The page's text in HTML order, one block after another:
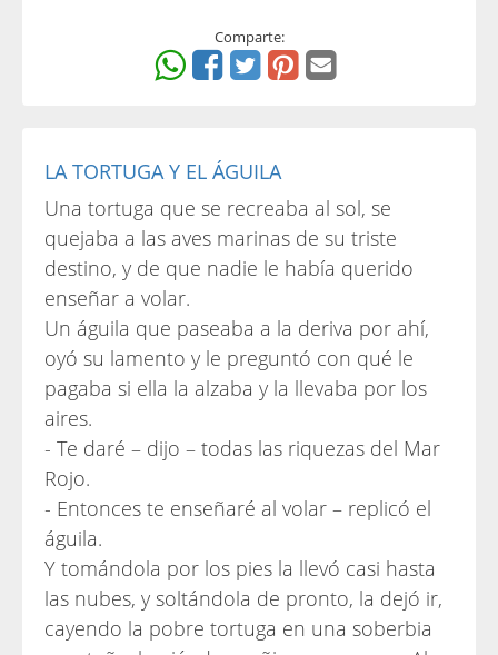
Comparte:
LA TORTUGA Y EL ÁGUILA
Una tortuga que se recreaba al sol, se
quejaba a las aves marinas de su triste
destino, y de que nadie le había querido
enseñar a volar.
Un águila que paseaba a la deriva por ahí,
oyó su lamento y le preguntó con qué le
pagaba si ella la alzaba y la llevaba por los
aires.
- Te daré – dijo – todas las riquezas del Mar
Rojo.
- Entonces te enseñaré al volar – replicó el
águila.
Y tomándola por los pies la llevó casi hasta
las nubes, y soltándola de pronto, la dejó ir,
cayendo la pobre tortuga en una soberbia